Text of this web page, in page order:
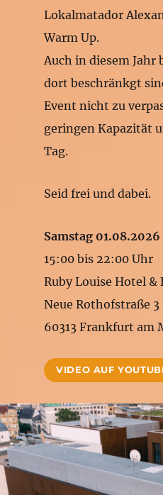
Lokalmatador
Warm Up.
Auch in diesem
dort beschränkgt
Event nicht zu
geringen Kapazität
Tag.
Seid frei und dabei.
Samstag 01.08.2026
15:00 bis 22:00 Uhr
Ruby Louise Hotel &
Neue Rothofstraße 3
60313 Frankfurt am
VIDEO AUF